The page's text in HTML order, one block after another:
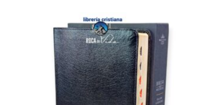
$40.64.